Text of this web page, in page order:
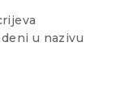
u nazivu